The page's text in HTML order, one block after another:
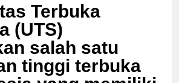
Terbuka
(UTS)
salah satu
tinggi terbuka